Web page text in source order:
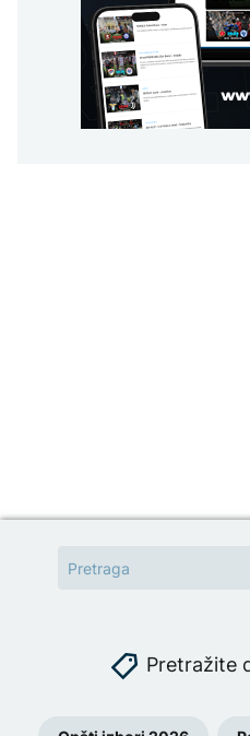
Pretražite